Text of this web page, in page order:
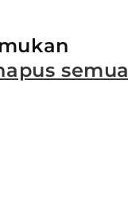
semua